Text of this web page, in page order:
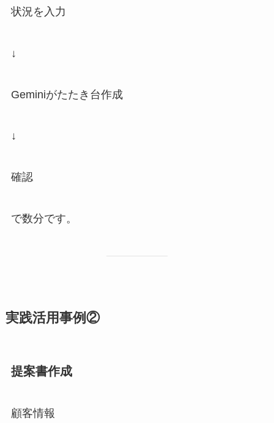
状況を入力
↓
Geminiがたたき台作成
↓
確認
で数分です。
実践活用事例②
提案書作成
顧客情報